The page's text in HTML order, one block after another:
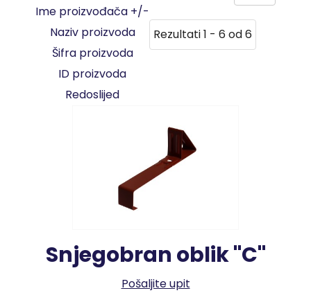
Ime proizvođača +/-
Naziv proizvoda
Šifra proizvoda
ID proizvoda
Redoslijed
Rezultati 1 - 6 od 6
Snjegobran oblik "C"
Pošaljite upit